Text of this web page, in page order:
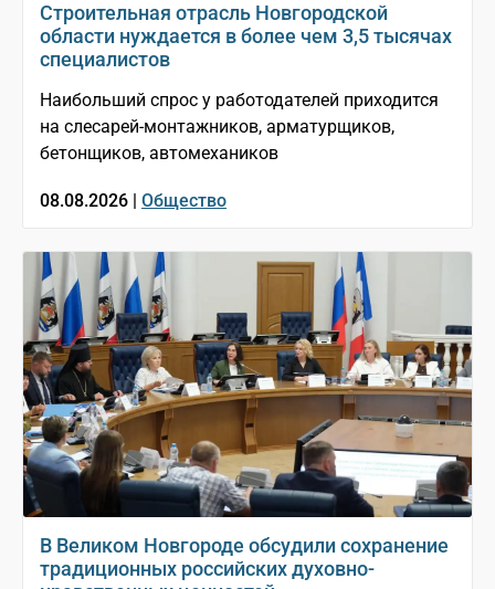
Строительная отрасль Новгородской
области нуждается в более чем 3,5 тысячах
специалистов
Наибольший спрос у работодателей приходится
на слесарей-монтажников, арматурщиков,
бетонщиков, автомехаников
08.08.2026 | Общество
В Великом Новгороде обсудили сохранение
традиционных российских духовно-